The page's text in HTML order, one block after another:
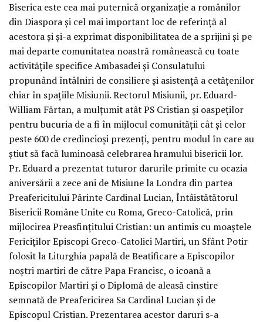
Biserica este cea mai puternică organizație a românilor
din Diaspora și cel mai important loc de referință al
acestora și și-a exprimat disponibilitatea de a sprijini și pe
mai departe comunitatea noastră românească cu toate
activitățile specifice Ambasadei și Consulatului
propunând întâlniri de consiliere și asistență a cetățenilor
chiar în spațiile Misiunii. Rectorul Misiunii, pr. Eduard-
William Fărtan, a mulțumit atât PS Cristian și oaspeților
pentru bucuria de a fi în mijlocul comunității cât și celor
peste 600 de credincioși prezenți, pentru modul în care au
știut să facă luminoasă celebrarea hramului bisericii lor.
Pr. Eduard a prezentat tuturor darurile primite cu ocazia
aniversării a zece ani de Misiune la Londra din partea
Preafericitului Părinte Cardinal Lucian, Întâistătătorul
Bisericii Române Unite cu Roma, Greco-Catolică, prin
mijlocirea Preasfințitului Cristian: un antimis cu moaștele
Fericiților Episcopi Greco-Catolici Martiri, un Sfânt Potir
folosit la Liturghia papală de Beatificare a Episcopilor
noștri martiri de către Papa Francisc, o icoană a
Episcopilor Martiri și o Diplomă de aleasă cinstire
semnată de Preafericirea Sa Cardinal Lucian și de
Episcopul Cristian. Prezentarea acestor daruri s-a